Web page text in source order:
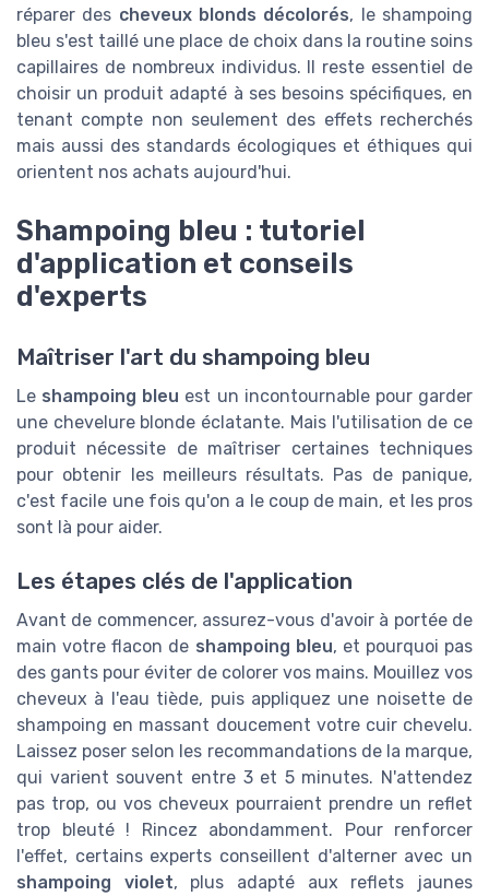
réparer des cheveux blonds décolorés, le shampoing
bleu s'est taillé une place de choix dans la routine soins
capillaires de nombreux individus. Il reste essentiel de
choisir un produit adapté à ses besoins spécifiques, en
tenant compte non seulement des effets recherchés
mais aussi des standards écologiques et éthiques qui
orientent nos achats aujourd'hui.
Shampoing bleu : tutoriel
d'application et conseils
d'experts
Maîtriser l'art du shampoing bleu
Le shampoing bleu est un incontournable pour garder
une chevelure blonde éclatante. Mais l'utilisation de ce
produit nécessite de maîtriser certaines techniques
pour obtenir les meilleurs résultats. Pas de panique,
c'est facile une fois qu'on a le coup de main, et les pros
sont là pour aider.
Les étapes clés de l'application
Avant de commencer, assurez-vous d'avoir à portée de
main votre flacon de shampoing bleu, et pourquoi pas
des gants pour éviter de colorer vos mains. Mouillez vos
cheveux à l'eau tiède, puis appliquez une noisette de
shampoing en massant doucement votre cuir chevelu.
Laissez poser selon les recommandations de la marque,
qui varient souvent entre 3 et 5 minutes. N'attendez
pas trop, ou vos cheveux pourraient prendre un reflet
trop bleuté ! Rincez abondamment. Pour renforcer
l'effet, certains experts conseillent d'alterner avec un
shampoing violet, plus adapté aux reflets jaunes